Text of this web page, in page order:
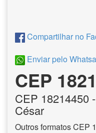
Compartilhar no
Enviar pelo
CEP
CEP 18214450
César
Outros formatos CEP